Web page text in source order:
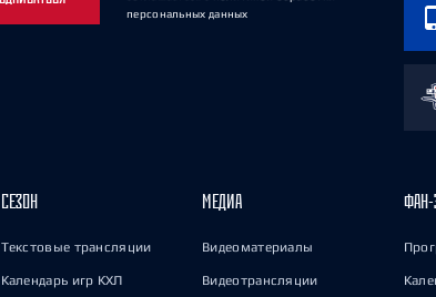
персональных данных
СЕЗОН
Текстовые трансляции
Календарь игр КХЛ
МЕДИА
Видеоматериалы
Видеотрансляции
ФАН-